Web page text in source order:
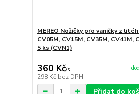
MEREO Nožičky pro vaničky z
CV05M, CV15M, CV35M, CV41M,
5 ks (CVN1)
360 Kč/s
298 Kč bez DPH
Přidat do